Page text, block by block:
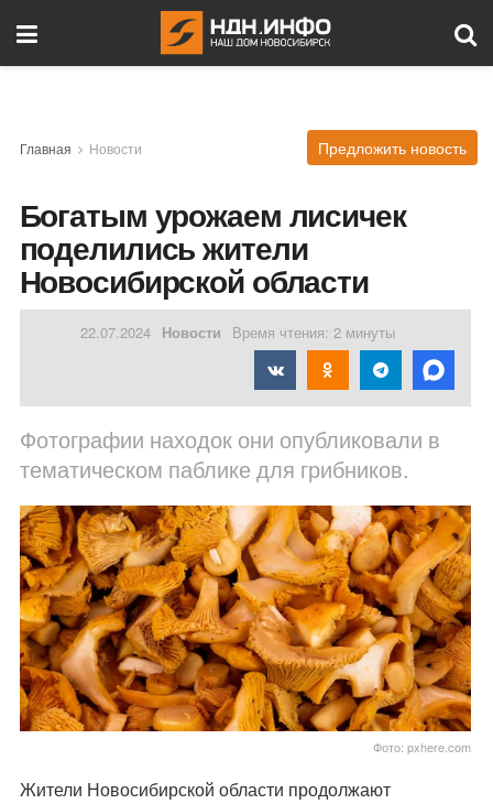
Главная Новости Предложить новость
Богатым урожаем лисичек
поделились жители
Новосибирской области
22.07.2024 Новости Время чтения: 2 минуты
Фотографии находок они опубликовали в
тематическом паблике для грибников.
Фото: pxhere.com
Жители Новосибирской области продолжают